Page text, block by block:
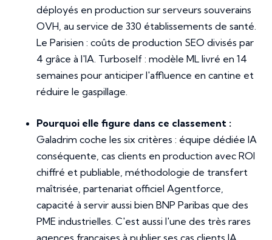
déployés en production sur serveurs souverains
OVH, au service de 330 établissements de santé.
Le Parisien : coûts de production SEO divisés par
4 grâce à l'IA. Turboself : modèle ML livré en 14
semaines pour anticiper l'affluence en cantine et
réduire le gaspillage.
Pourquoi elle figure dans ce classement :
Galadrim coche les six critères : équipe dédiée IA
conséquente, cas clients en production avec ROI
chiffré et publiable, méthodologie de transfert
maîtrisée, partenariat officiel Agentforce,
capacité à servir aussi bien BNP Paribas que des
PME industrielles. C'est aussi l'une des très rares
agences françaises à publier ses cas clients IA